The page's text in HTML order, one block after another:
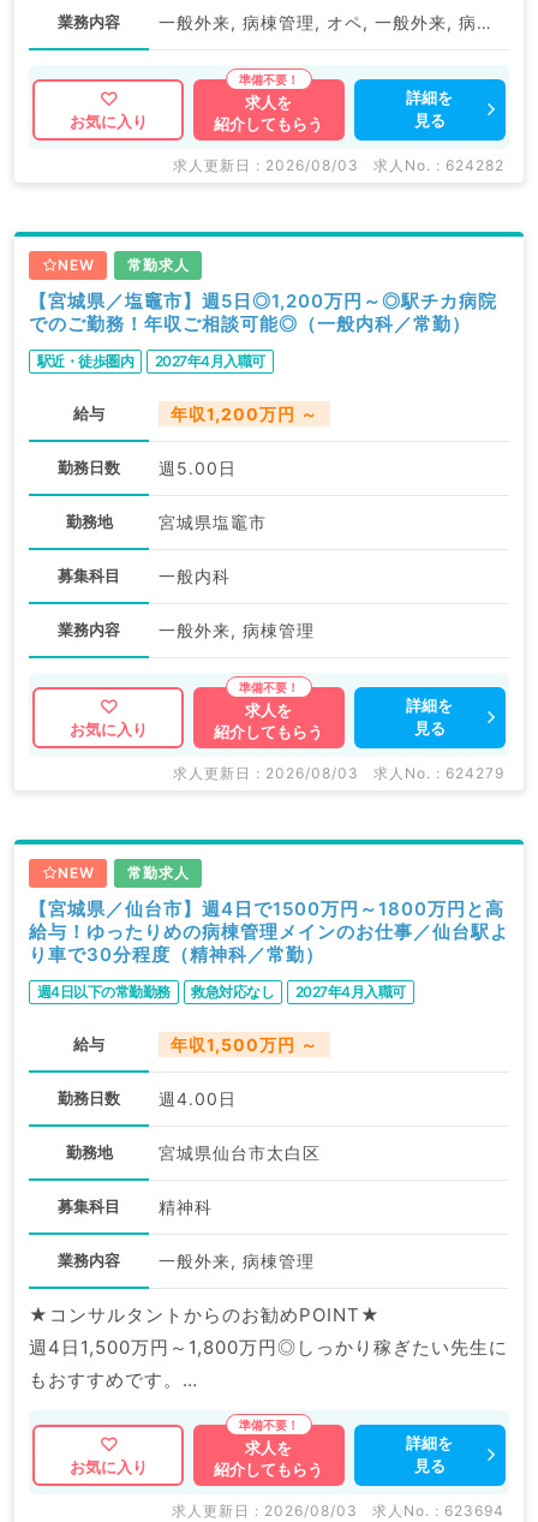
業務内容 一般外来, 病棟管理, オペ, 一般外来, 病棟管理
お気に入り
求人を
紹介してもらう
詳細を
見る
求人更新日 : 2026/08/03 求人No. : 624282
NEW 常勤求人
【宮城県／塩竈市】週5日◎1,200万円～◎駅チカ病院
でのご勤務！年収ご相談可能◎（一般内科／常勤）
駅近・徒歩圏内 2027年4月入職可
給与 年収1,200万円 ～
勤務日数 週5.00日
勤務地 宮城県塩竈市
募集科目 一般内科
業務内容 一般外来, 病棟管理
お気に入り
求人を
紹介してもらう
詳細を
見る
求人更新日 : 2026/08/03 求人No. : 624279
NEW 常勤求人
【宮城県／仙台市】週4日で1500万円～1800万円と高
給与！ゆったりめの病棟管理メインのお仕事／仙台駅よ
り車で30分程度（精神科／常勤）
週4日以下の常勤勤務 救急対応なし 2027年4月入職可
給与 年収1,500万円 ～
勤務日数 週4.00日
勤務地 宮城県仙台市太白区
募集科目 精神科
業務内容 一般外来, 病棟管理
★コンサルタントからのお勧めPOINT★
週4日1,500万円～1,800万円◎しっかり稼ぎたい先生に
もおすすめです。
マイカー通勤可！通勤も便利です♪
マイナビDOCTORでは病院やクリニックなどの医療機
関求人はもちろんのこと、
お気に入り
求人を
紹介してもらう
詳細を
見る
求人更新日 : 2026/08/03 求人No. : 623694